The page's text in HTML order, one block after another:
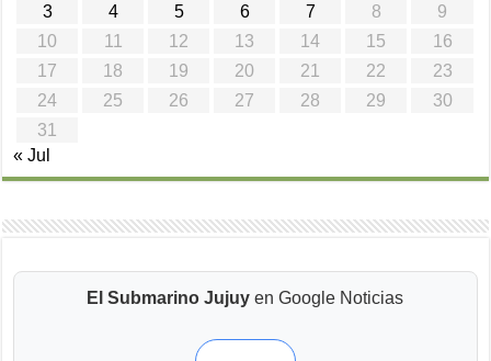
3
4 5 6 7 8
9
10
11 12 13 14 15
16
17
18 19 20 21 22
23
24
25 26 27 28 29
30
31
« Jul
El Submarino Jujuy en Google Noticias